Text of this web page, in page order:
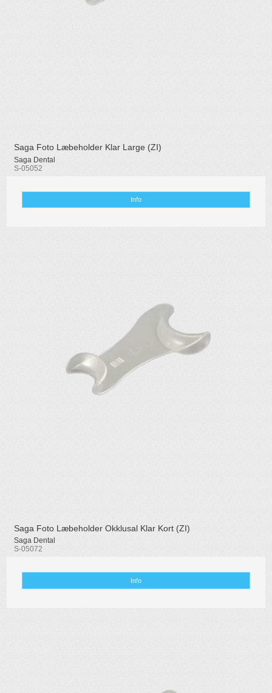
Saga Foto Læbeholder Klar Large (ZI)
Saga Dental
S-05052
Info
Saga Foto Læbeholder Okklusal Klar Kort (ZI)
Saga Dental
S-05072
Info